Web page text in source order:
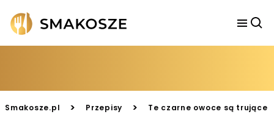
Smakosze.pl > Przepisy > Te czarne owoce są trujące